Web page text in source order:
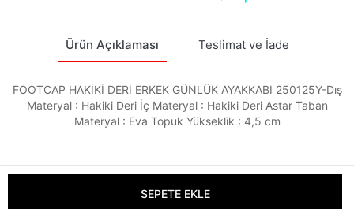
SEPETE EKLE
Ürün Açıklaması Teslimat ve İade
FOOTCAP HAKİKİ DERİ ERKEK GÜNLÜK AYAKKABI 250125Y-Dış
Materyal : Hakiki Deri İç Materyal : Hakiki Deri Astar Taban
Materyal : Eva Topuk Yükseklik : 4,5 cm